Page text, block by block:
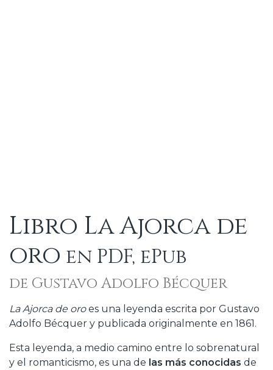
Libro La Ajorca de
oro en PDF, ePub
de Gustavo Adolfo Bécquer
La Ajorca de oroes una leyenda escrita por Gustavo
Adolfo Bécquer y publicada originalmente en 1861.
Esta leyenda, a medio camino entre lo sobrenatural
y el romanticismo, es una de las más conocidas de